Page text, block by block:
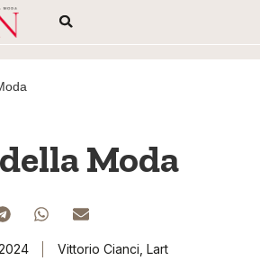
Moda
Vittorio Cianci, Lart